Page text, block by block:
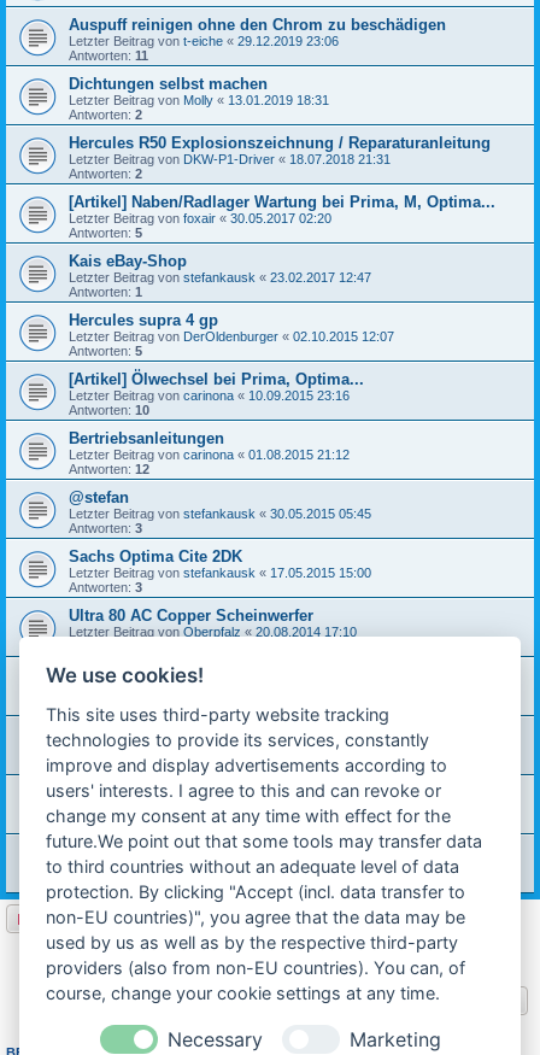
Auspuff reinigen ohne den Chrom zu beschädigen
Letzter Beitrag von t-eiche « 29.12.2019 23:06
Antworten: 11
Dichtungen selbst machen
Letzter Beitrag von Molly « 13.01.2019 18:31
Antworten: 2
Hercules R50 Explosionszeichnung / Reparaturanleitung
Letzter Beitrag von DKW-P1-Driver « 18.07.2018 21:31
Antworten: 2
[Artikel] Naben/Radlager Wartung bei Prima, M, Optima...
Letzter Beitrag von foxair « 30.05.2017 02:20
Antworten: 5
Kais eBay-Shop
Letzter Beitrag von stefankausk « 23.02.2017 12:47
Antworten: 1
Hercules supra 4 gp
Letzter Beitrag von DerOldenburger « 02.10.2015 12:07
Antworten: 5
[Artikel] Ölwechsel bei Prima, Optima...
Letzter Beitrag von carinona « 10.09.2015 23:16
Antworten: 10
Bertriebsanleitungen
Letzter Beitrag von carinona « 01.08.2015 21:12
Antworten: 12
@stefan
Letzter Beitrag von stefankausk « 30.05.2015 05:45
Antworten: 3
Sachs Optima Cite 2DK
Letzter Beitrag von stefankausk « 17.05.2015 15:00
Antworten: 3
Ultra 80 AC Copper Scheinwerfer
Letzter Beitrag von Oberpfalz « 20.08.2014 17:10
Das Projekt: Route Du Sud
Antworten:
[Artikel] Kupplungseinstellung bei Prima, Optima...
Letzter Beitrag voncarinona«06.03.2013 19:26
Antworten:5
[Treffen] Hercules-IG Jahrestreffen 2012 (Edersee)
technik-ostfriese
06.06.2012 16:04
Antworten: 2
[Treffen] 125 Jahre Hercules in Nürnberg (24. bis 26. Juni)
Letzter Beitrag von technik-ostfriese«05.06.2012 12:19
Antworten:
3
Neues Thema
26 Themen 1 2 Nächste
Gehe zu
We use cookies!
This site uses third-party website tracking
technologies to provide its services, constantly
improve and display advertisements according to
users' interests. I agree to this and can revoke or
change my consent at any time with effect for the
future.We point out that some tools may transfer data
to third countries without an adequate level of data
protection. By clicking "Accept (incl. data transfer to
non-EU countries)", you agree that the data may be
used by us as well as by the respective third-party
providers (also from non-EU countries). You can, of
course, change your cookie settings at any time.
Necessary Marketing